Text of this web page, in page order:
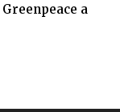
a